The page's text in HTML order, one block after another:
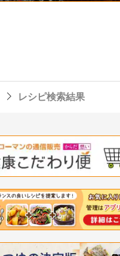
レシピ検索結果